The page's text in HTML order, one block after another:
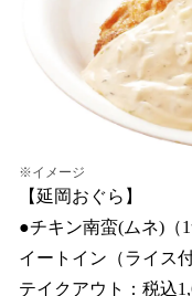
※イメージ
【延岡おぐら】
●チキン南蛮(ムネ)（1
イートイン（ライス
テイクアウト：税込